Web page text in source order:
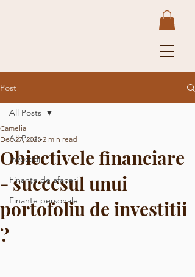
Post
All Posts
Investiții
Finanțe de afaceri
Finanțe personale
All Posts
Obiectivele financiare
- succesul unui
portofoliu de investitii
?
Camelia
Dec 27, 2023 2 min read